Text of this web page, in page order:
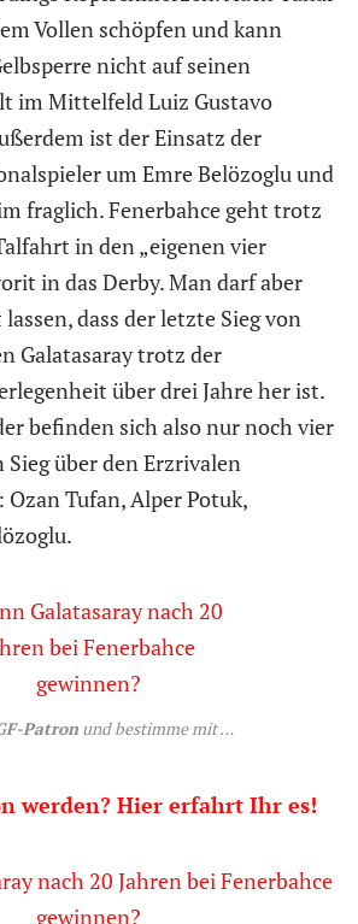
Vollen schöpfen und kann
nicht auf seinen
im Mittelfeld Luiz Gustavo
ist der Einsatz der
um Emre Belözoglu und
fraglich. Fenerbahce geht trotz
in den „eigenen vier
in das Derby. Man darf aber
dass der letzte Sieg von
Galatasaray trotz der
über drei Jahre her ist.
befinden sich also nur noch vier
Sieg über den Erzrivalen
Tufan, Alper Potuk,
Patronund bestimme mit …
werden? Hier erfahrt Ihr es!